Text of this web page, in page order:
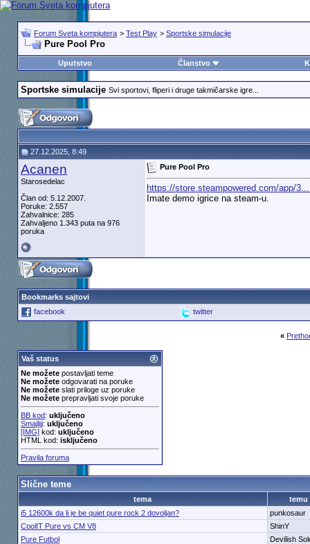
Forum Sveta kompjutera > Test Play > Sportske simulacije
Pure Pool Pro
Uputstvo Članstvo
Sportske simulacije Svi sportovi, fliperi i druge takmičarske igre...
27.12.2025, 8:49
Acanen
Starosedelac
Član od: 5.12.2007.
Poruke: 2.557
Zahvalnice: 285
Zahvaljeno 1.343 puta na 976
poruka
Pure Pool Pro
https://store.steampowered.com/app/
Imate demo igrice na steam-u.
Bookmarks sajtovi
facebook
twitter
«
Vaš status
Ne možetepostavljati teme
Ne možeteodgovarati na poruke
Ne možeteslati priloge uz poruke
Ne možeteprepravljati svoje poruke
BB kod: uključeno
Smajliji: uključeno
[IMG]kod: uključeno
HTML kod: isključeno
Pravila foruma
Slične teme
tema
temu
i5 12600k da li je be quiet pure rock 2 dovoljan?
punkosaur
CoolIT Pure vs CM V8
ShinY
Pure Futbol
Devilish